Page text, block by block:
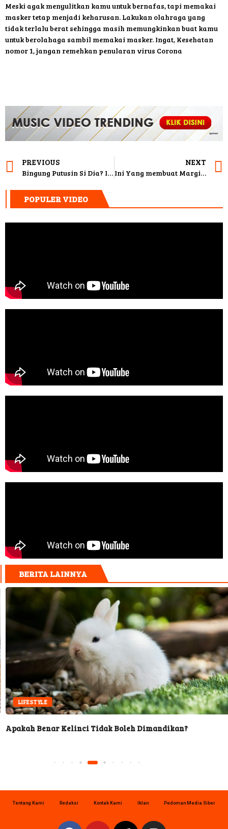
Meski agak menyulitkan kamu untuk bernafas, tapi memakai
masker tetap menjadi keharusan. Lakukan olahraga yang
tidak terlalu berat sehingga masih memungkinkan buat kamu
untuk berolahaga sambil memakai masker. Ingat, Kesehatan
nomor 1, jangan remehkan penularan virus Corona
PREVIOUS
Bingung Putusin Si Dia? Ini Empat Tips Buat Kamu!
NEXT
Ini Yang membuat Margin Wierheem Yakin Jadi Istri Ali Syakieb
POPULER VIDEO
BERITA LAINNYA
LIFESTYLE
Apakah Benar Kelinci Tidak Boleh Dimandikan?
Tentang Kami Redaksi Kontak Kami Iklan Pedoman Media Siber